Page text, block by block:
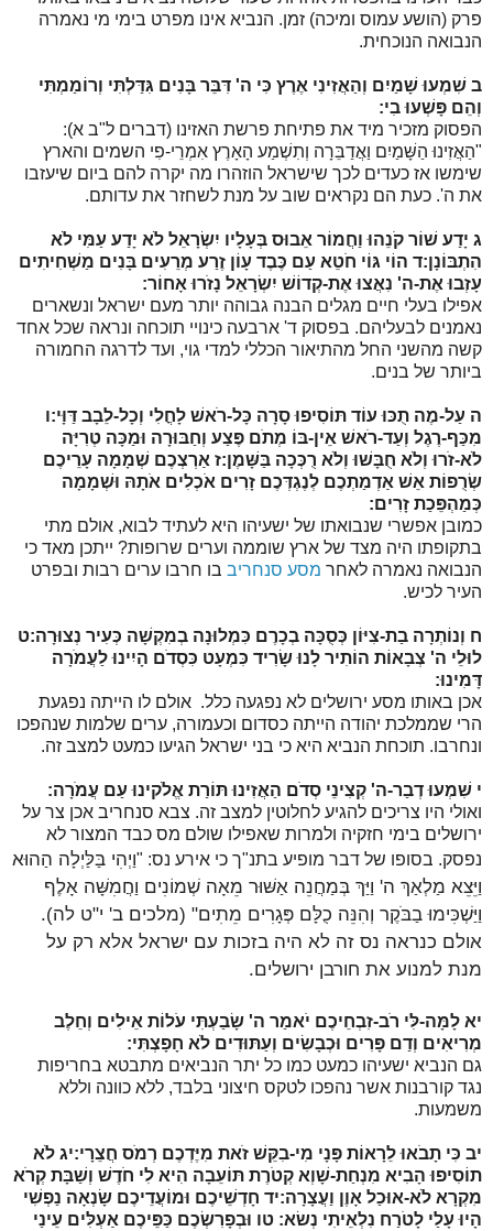
פרק (הושע עמוס ומיכה) זמן. הנביא אינו מפרט בימי מי נאמרה
הנבואה הנוכחית.
ב שִׁמְעוּ שָׁמַיִם וְהַאֲזִינִי אֶרֶץ כִּי ה' דִּבֵּר בָּנִים גִּדַּלְתִּי וְרוֹמַמְתִּי
וְהֵם פָּשְׁעוּ בִי:
הפסוק מזכיר מיד את פתיחת פרשת האזינו (דברים ל"ב א):
"הַאֲזִינוּ הַשָּׁמַיִם וַאֲדַבֵּרָה וְתִשְׁמַע הָאָרֶץ אִמְרֵי-פִי השמים והארץ
שימשו אז כעדים לכך שישראל הוזהרו מה יקרה להם ביום שיעזבו
את ה'. כעת הם נקראים שוב על מנת לשחזר את עדותם.
ג יָדַע שׁוֹר קֹנֵהוּ וַחֲמוֹר אֵבוּס בְּעָלָיו יִשְׂרָאֵל לֹא יָדַע עַמִּי לֹא
הִתְבּוֹנָן:ד הוֹי גּוֹי חֹטֵא עַם כֶּבֶד עָוֹן זֶרַע מְרֵעִים בָּנִים מַשְׁחִיתִים
עָזְבוּ אֶת-ה' נִאֲצוּ אֶת-קְדוֹשׁ יִשְׂרָאֵל נָזֹרוּ אָחוֹר:
אפילו בעלי חיים מגלים הבנה גבוהה יותר מעם ישראל ונשארים
נאמנים לבעליהם. בפסוק ד' ארבעה כינויי תוכחה ונראה שכל אחד
קשה מהשני החל מהתיאור הכללי למדי גוי, ועד לדרגה החמורה
ביותר של בנים.
ה עַל-מֶה תֻכּוּ עוֹד תּוֹסִיפוּ סָרָה כָּל-רֹאשׁ לָחֳלִי וְכָל-לֵבָב דַּוָּי:ו
מִכַּף-רֶגֶל וְעַד-רֹאשׁ אֵין-בּוֹ מְתֹם פֶּצַע וְחַבּוּרָה וּמַכָּה טְרִיָּה
לֹא-זֹרוּ וְלֹא חֻבָּשׁוּ וְלֹא רֻכְּכָה בַּשָּׁמֶן:ז אַרְצְכֶם שְׁמָמָה עָרֵיכֶם
שְׂרֻפוֹת אֵשׁ אַדְמַתְכֶם לְנֶגְדְּכֶם זָרִים אֹכְלִים אֹתָהּ וּשְׁמָמָה
כְּמַהְפֵּכַת זָרִים:
כמובן אפשרי שנבואתו של ישעיהו היא לעתיד לבוא, אולם מתי
בתקופתו היה מצד של ארץ שוממה וערים שרופות? ייתכן מאד כי
הנבואה נאמרה לאחר מסע סנחריב בו חרבו ערים רבות ובפרט
העיר לכיש.
ח וְנוֹתְרָה בַת-צִיּוֹן כְּסֻכָּה בְכָרֶם כִּמְלוּנָה בְמִקְשָׁה כְּעִיר נְצוּרָה:ט
לוּלֵי ה' צְבָאוֹת הוֹתִיר לָנוּ שָׂרִיד כִּמְעָט כִּסְדֹם הָיִינוּ לַעֲמֹרָה
דָּמִינוּ:
אכן באותו מסע ירושלים לא נפגעה כלל. אולם לו הייתה נפגעת
הרי שממלכת יהודה הייתה כסדום וכעמורה, ערים שלמות שנהפכו
ונחרבו. תוכחת הנביא היא כי בני ישראל הגיעו כמעט למצב זה.
י שִׁמְעוּ דְבַר-ה' קְצִינֵי סְדֹם הַאֲזִינוּ תּוֹרַת אֱלֹקינוּ עַם עֲמֹרָה:
ואולי היו צריכים להגיע לחלוטין למצב זה. צבא סנחריב אכן צר על
ירושלים בימי חזקיה ולמרות שאפילו שולם מס כבד המצור לא
נפסק. בסופו של דבר מופיע בתנ"ך כי אירע נס: "וַיְהִי בַּלַּיְלָה הַהוּא
וַיֵּצֵא מַלְאַךְ ה' וַיַּךְ בְּמַחֲנֵה אַשּׁוּר מֵאָה שְׁמוֹנִים וַחֲמִשָּׁה אָלֶף
וַיַּשְׁכִּימוּ בַבֹּקֶר וְהִנֵּה כֻלָּם פְּגָרִים מֵתִים" (מלכים ב' י"ט לה).
אולם כנראה נס זה לא היה בזכות עם ישראל אלא רק על
מנת למנוע את חורבן ירושלים.
יא לָמָּה-לִּי רֹב-זִבְחֵיכֶם יֹאמַר ה' שָׂבַעְתִּי עֹלוֹת אֵילִים וְחֵלֶב
מְרִיאִים וְדַם פָּרִים וּכְבָשִׂים וְעַתּוּדִים לֹא חָפָצְתִּי:
גם הנביא ישעיהו כמעט כמו כל יתר הנביאים מתבטא בחריפות
נגד קורבנות אשר נהפכו לטקס חיצוני בלבד, ללא כוונה וללא
משמעות.
יב כִּי תָבֹאוּ לֵרָאוֹת פָּנָי מִי-בִקֵּשׁ זֹאת מִיֶּדְכֶם רְמֹס חֲצֵרָי:יג לֹא
תוֹסִיפוּ הָבִיא מִנְחַת-שָׁוְא קְטֹרֶת תּוֹעֵבָה הִיא לִי חֹדֶשׁ וְשַׁבָּת קְרֹא
מִקְרָא לֹא-אוּכַל אָוֶן וַעֲצָרָה:יד חָדְשֵׁיכֶם וּמוֹעֲדֵיכֶם שָׂנְאָה נַפְשִׁי
הָיוּ עָלַי לָטֹרַח נִלְאֵיתִי נְשׂא: טו וּבְפָרִשְׂכֶם כַּפֵּיכֶם אַעְלִּים עֵינַי